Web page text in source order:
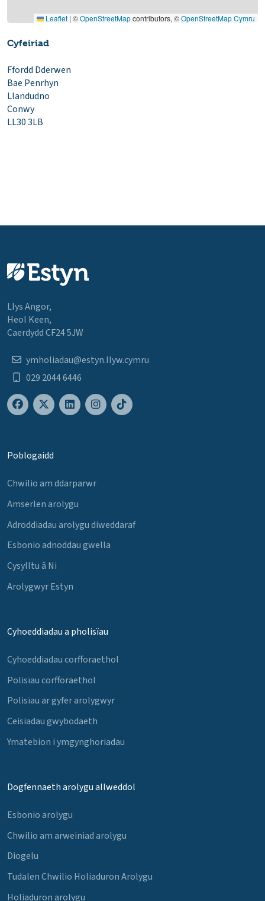
Leaflet | ©OpenStreetMapcontributors, ©OpenStreetMap Cymru
Cyfeiriad
Ffordd Dderwen
Bae Penrhyn
Llandudno
Conwy
LL30 3LB
Llys Angor,
Heol Keen,
Caerdydd CF24 5JW
ymholiadau@estyn.llyw.cymru
029 2044 6446
Poblogaidd
Chwilio am ddarparwr
Amserlen arolygu
Adroddiadau arolygu diweddaraf
Esbonio adnoddau gwella
Cysylltu â Ni
Arolygwyr Estyn
Cyhoeddiadau a pholisïau
Cyhoeddiadau corfforaethol
Polisïau corfforaethol
Polisïau ar gyfer arolygwyr
Ceisiadau gwybodaeth
Ymatebion i ymgynghoriadau
Dogfennaeth arolygu allweddol
Esbonio arolygu
Chwilio am arweiniad arolygu
Diogelu
Tudalen Chwilio Holiaduron Arolygu
Holiaduron arolygu